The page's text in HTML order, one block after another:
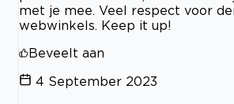
met je mee. Veel respect voor
webwinkels. Keep it up!
Beveelt aan
4 September 2023